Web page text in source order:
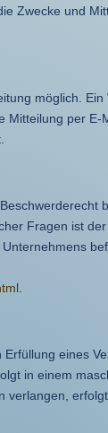
Zwecke und
möglich.
Mitteilung per E-
Fragen ist der
eines
in einem
verlangen,